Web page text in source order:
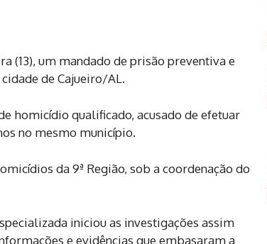
(13), um mandado de prisão preventiva e
de Cajueiro/AL.
homicídio qualificado, acusado de efetuar
no mesmo município.
da 9ª Região, sob a coordenação do
iniciou as investigações assim
e evidências que embasaram a